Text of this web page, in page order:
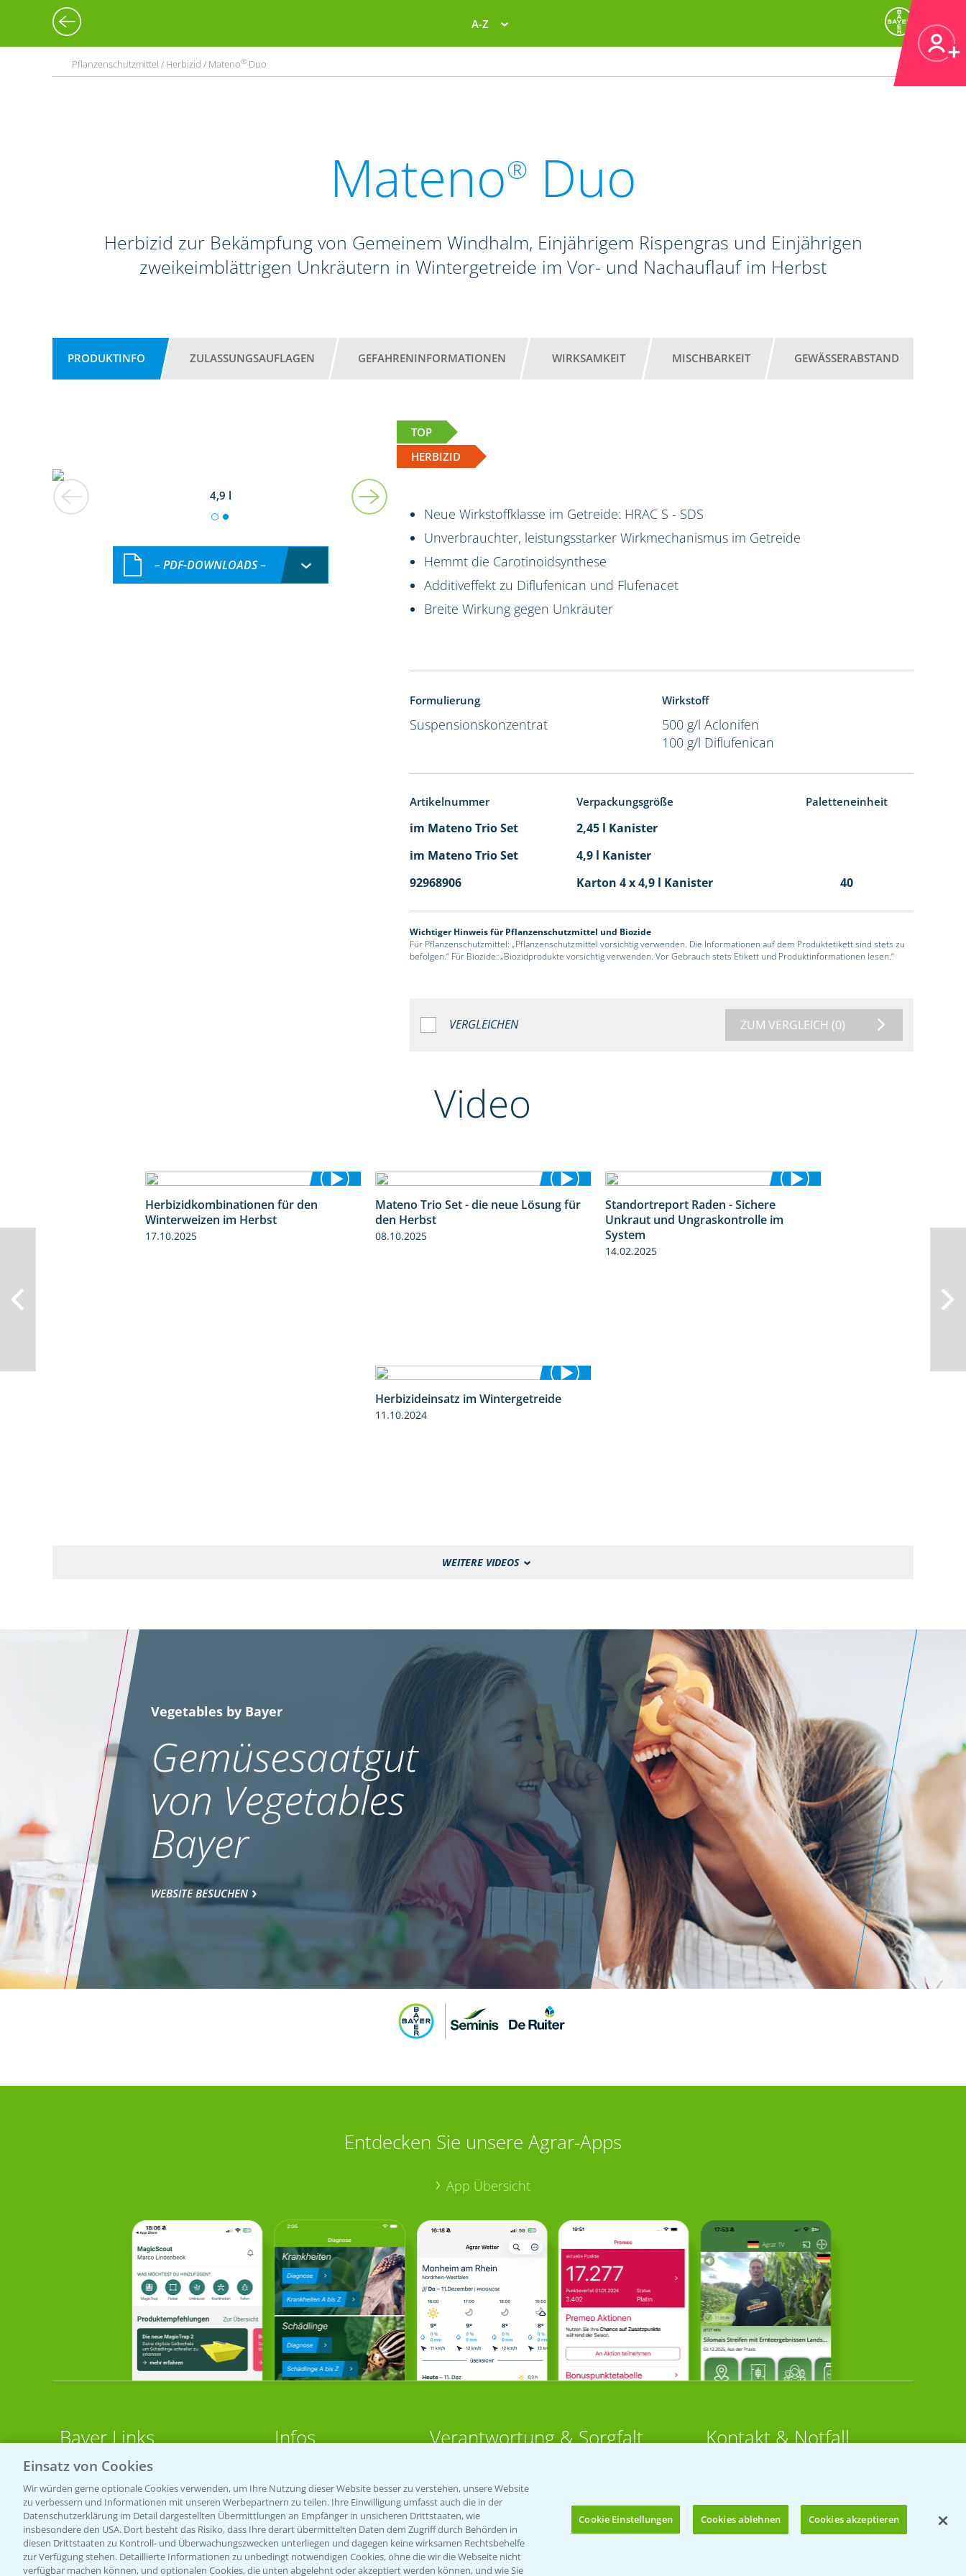
A-Z
Pflanzenschutzmittel / Herbizid / Mateno® Duo
Mateno® Duo
Herbizid zur Bekämpfung von Gemeinem Windhalm, Einjährigem Rispengras und Einjährigen
zweikeimblättrigen Unkräutern in Wintergetreide im Vor- und Nachauflauf im Herbst
PRODUKTINFO ZULASSUNGSAUFLAGEN GEFAHRENINFORMATIONEN WIRKSAMKEIT MISCHBARKEIT GEWÄSSERABSTAND
TOP
HERBIZID
4,9 l
– PDF-DOWNLOADS –
Neue Wirkstoffklasse im Getreide: HRAC S - SDS
Unverbrauchter, leistungsstarker Wirkmechanismus im Getreide
Hemmt die Carotinoidsynthese
Additiveffekt zu Diflufenican und Flufenacet
Breite Wirkung gegen Unkräuter
Formulierung
Suspensionskonzentrat
Wirkstoff
500 g/l Aclonifen
100 g/l Diflufenican
Artikelnummer Verpackungsgröße Paletteneinheit
im Mateno Trio Set
2,45 l Kanister
im Mateno Trio Set
4,9 l Kanister
92968906
Karton 4 x 4,9 l Kanister 40
Wichtiger Hinweis für Pflanzenschutzmittel und Biozide
Für Pflanzenschutzmittel: „Pflanzenschutzmittel vorsichtig verwenden. Die Informationen auf dem Produktetikett sind stets zu
befolgen.“ Für Biozide: „Biozidprodukte vorsichtig verwenden. Vor Gebrauch stets Etikett und Produktinformationen lesen.“
VERGLEICHEN ZUM VERGLEICH (0)
Video
Herbizidkombinationen für den
Winterweizen im Herbst
17.10.2025
2:22
Mateno Trio Set - die neue Lösung für
den Herbst
08.10.2025
Standortreport Raden - Sichere
Unkraut und Ungraskontrolle im
System
14.02.2025
2:32
Herbizideinsatz im Wintergetreide
11.10.2024
WEITERE VIDEOS
Vegetables by Bayer
Gemüsesaatgut
von Vegetables
Bayer
WEBSITE BESUCHEN
Entdecken Sie unsere Agrar-Apps
App Übersicht
Bayer Links
Bayer Global
Bayer CropScience World
Bayer Karriere
Bayer CropScience Austria
Bayer CropScience Schweiz
Infos
Apps
Wetter Aktuell
BROSCHÜREN
Verantwortung & Sorgfalt
Sammelstellen und Termine
PRE - Chemikalien sicher entsorgen
Sammelstellen und Termine
Kontakt & Notfall
KONTAKT
Einsatz von Cookies
Wir würden gerne optionale Cookies verwenden, um Ihre Nutzung dieser Website besser zu verstehen, unsere Website
zu verbessern und Informationen mit unseren Werbepartnern zu teilen. Ihre Einwilligung umfasst auch die in der
Datenschutzerklärung im Detail dargestellten Übermittlungen an Empfänger in unsicheren Drittstaaten, wie
insbesondere den USA. Dort besteht das Risiko, dass Ihre derart übermittelten Daten dem Zugriff durch Behörden in
diesen Drittstaaten zu Kontroll- und Überwachungszwecken unterliegen und dagegen keine wirksamen Rechtsbehelfe
zur Verfügung stehen. Detaillierte Informationen zu unbedingt notwendigen Cookies, ohne die wir die Webseite nicht
verfügbar machen können, und optionalen Cookies, die unten abgelehnt oder akzeptiert werden können, und wie Sie
Cookie Einstellungen Cookies ablehnen Cookies akzeptieren